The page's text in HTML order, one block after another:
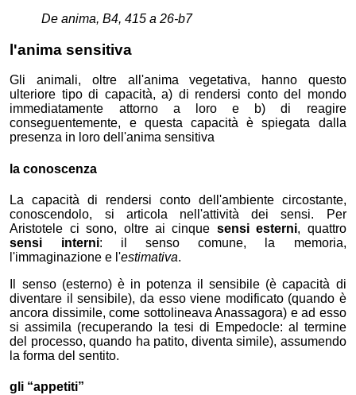
De anima, B4, 415 a 26-b7
l'anima sensitiva
Gli animali, oltre all'anima vegetativa, hanno questo
ulteriore tipo di capacità, a) di rendersi conto del mondo
immediatamente attorno a loro e b) di reagire
conseguentemente, e questa capacità è spiegata dalla
presenza in loro dell'anima sensitiva
la conoscenza
La capacità di rendersi conto dell'ambiente circostante,
conoscendolo, si articola nell'attività dei sensi. Per
Aristotele ci sono, oltre ai cinque sensi esterni, quattro
sensi interni: il senso comune, la memoria,
l'immaginazione e l'estimativa.
Il senso (esterno) è in potenza il sensibile (è capacità di
diventare il sensibile), da esso viene modificato (quando è
ancora dissimile, come sottolineava Anassagora) e ad esso
si assimila (recuperando la tesi di Empedocle: al termine
del processo, quando ha patito, diventa simile), assumendo
la forma del sentito.
gli “appetiti”